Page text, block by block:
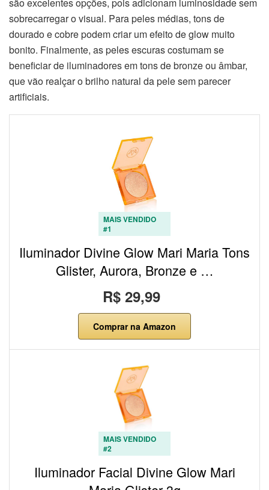
são excelentes opções, pois adicionam luminosidade sem
sobrecarregar o visual. Para peles médias, tons de
dourado e cobre podem criar um efeito de glow muito
bonito. Finalmente, as peles escuras costumam se
beneficiar de iluminadores em tons de bronze ou âmbar,
que vão realçar o brilho natural da pele sem parecer
artificiais.
MAIS VENDIDO
#1
Iluminador Divine Glow Mari Maria Tons
Glister, Aurora, Bronze e …
R$ 29,99
Comprar na Amazon
MAIS VENDIDO
#2
Iluminador Facial Divine Glow Mari